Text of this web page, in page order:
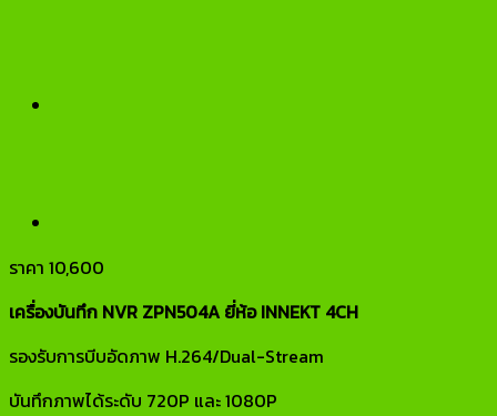
ราคา 10,600
เครื่องบันทึก NVR ZPN504A ยี่ห้อ INNEKT 4CH
รองรับการบีบอัดภาพ H.264/Dual-Stream
บันทึกภาพได้ระดับ 720P และ 1080P